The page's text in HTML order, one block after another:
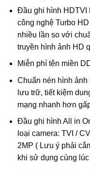
Đầu ghi hình HDTVI
công nghệ Turbo
nhiều lần so với
truyền hình ảnh HD
Miễn phí tên miền
Chuẩn nén hình
lưu trữ, tiết kiệm
mạng nhanh hơn
Đầu ghi hình All in
loại camera: TVI /
2MP ( Lưu ý phải
khi sử dụng cùng